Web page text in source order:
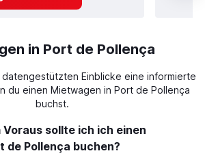
in Port de Pollença
Einblicke eine informierte
du einen Mietwagen in Port de Pollença
buchst.
Voraus sollte ich ich einen
de Pollença buchen?